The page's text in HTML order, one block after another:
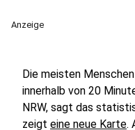
Anzeige
Die meisten
innerhalb von 20
NRW, sagt das
zeigt eine neue Karte.